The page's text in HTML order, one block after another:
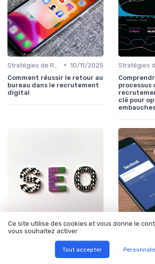
• 10/11/2025
Comment réussir le retour au
bureau dans le recrutement
digital
processus
clé pour
Stratégies de Recrutement Digital • 07/11/2025
révolutionne le recrutement
d’actuel
Ce site utilise des cookies et vous donne le
vous souhaitez activer
Tout accepter